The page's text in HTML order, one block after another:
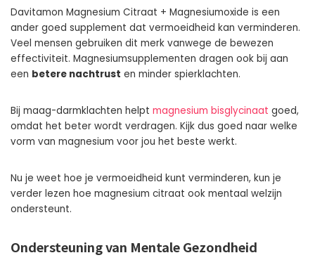
Davitamon Magnesium Citraat + Magnesiumoxide is een
ander goed supplement dat vermoeidheid kan verminderen.
Veel mensen gebruiken dit merk vanwege de bewezen
effectiviteit. Magnesiumsupplementen dragen ook bij aan
een betere nachtrust en minder spierklachten.
Bij maag-darmklachten helpt magnesium bisglycinaat goed,
omdat het beter wordt verdragen. Kijk dus goed naar welke
vorm van magnesium voor jou het beste werkt.
Nu je weet hoe je vermoeidheid kunt verminderen, kun je
verder lezen hoe magnesium citraat ook mentaal welzijn
ondersteunt.
Ondersteuning van Mentale Gezondheid